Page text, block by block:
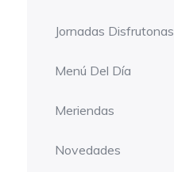
Jornadas Disfrutonas
Menú Del Día
Meriendas
Novedades